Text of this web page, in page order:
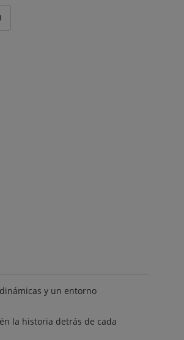
y un entorno
la historia detrás de cada